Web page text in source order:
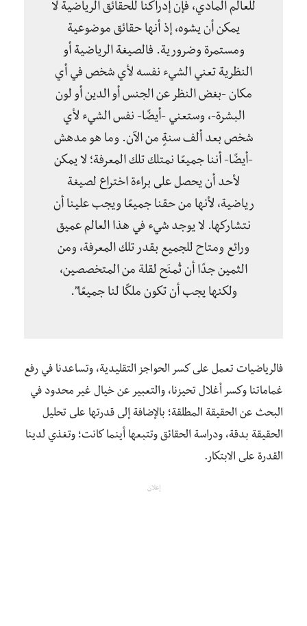
للعالم المادي، فإن إدراكنا للحقائق الرياضية لا
يمكن أن يشوه، إذ أنها حقائق موضوعية
ومستمرة وضرورية. فالصيغة الرياضية أو
النظرية تعني الشيء نفسه لأي شخص في أي
مكان -بغض النظر عن الجنس أو الدين أو لون
البشرة-، وستعني -أيضًا- نفس الشيء لأي
شخص بعد ألف سنةٍ من الآن. وما هو مدهش
-أيضًا- أننا جميعًا نمتلك تلك المعرفة؛ لا يمكن
لأحد أن يحصل على براءة اختراع لصيغة
رياضية، لأنها من حقنا جميعًا ويجب علينا أن
نتشاركها. لا يوجد شيء في هذا العالم عميق
ورائع ومتاح للجميع بقدر تلك المعرفة، ومن
الثمين جدًا أن تُمنَح لقلة من المتخصصين،
ولكنها يجب أن تكون ملكًا لنا جميعًا”.
فالرياضيات تعمل على كسر الحواجز التقليدية، وتساعدنا في رفع
غماماتنا وكسر أغلال تحيزنا، والتعبير عن خيال غير محدود في
البحث عن الحقيقة المطلقة؛ بالإضافة إلى قدرتها على تحليل
الحقيقة بدقة، ودراسة الحقائق وتتبعها أينما كانت؛ وتغذي لدينا
القدرة على الابتكار.
إعلان